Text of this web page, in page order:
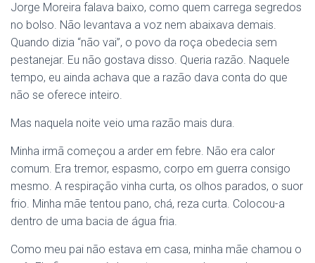
Jorge Moreira falava baixo, como quem carrega segredos
no bolso. Não levantava a voz nem abaixava demais.
Quando dizia “não vai”, o povo da roça obedecia sem
pestanejar. Eu não gostava disso. Queria razão. Naquele
tempo, eu ainda achava que a razão dava conta do que
não se oferece inteiro.
Mas naquela noite veio uma razão mais dura.
Minha irmã começou a arder em febre. Não era calor
comum. Era tremor, espasmo, corpo em guerra consigo
mesmo. A respiração vinha curta, os olhos parados, o suor
frio. Minha mãe tentou pano, chá, reza curta. Colocou-a
dentro de uma bacia de água fria.
Como meu pai não estava em casa, minha mãe chamou o